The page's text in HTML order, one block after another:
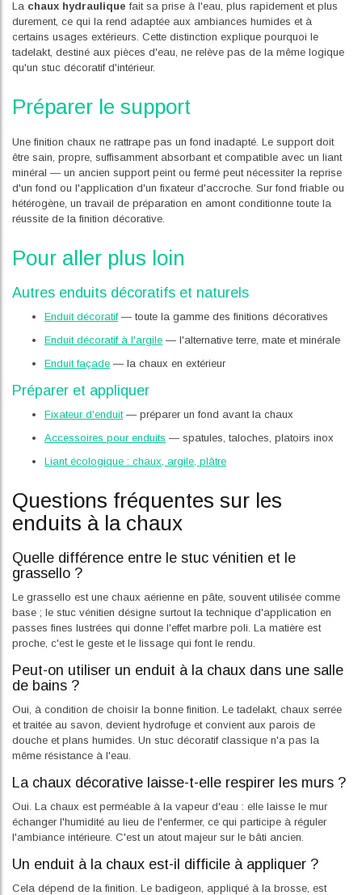
La chaux hydraulique fait sa prise à l'eau, plus rapidement et plus
durement, ce qui la rend adaptée aux ambiances humides et à
certains usages extérieurs. Cette distinction explique pourquoi le
tadelakt, destiné aux pièces d'eau, ne relève pas de la même logique
qu'un stuc décoratif d'intérieur.
Préparer le support
Une finition chaux ne rattrape pas un fond inadapté. Le support doit
être sain, propre, suffisamment absorbant et compatible avec un liant
minéral — un ancien support peint ou fermé peut nécessiter la reprise
d'un fond ou l'application d'un fixateur d'accroche. Sur fond friable ou
hétérogène, un travail de préparation en amont conditionne toute la
réussite de la finition décorative.
Pour aller plus loin
Autres enduits décoratifs et naturels
Enduit décoratif— toute la gamme des finitions décoratives
Enduit décoratif à l'argile — l'alternative terre, mate et minérale
Enduit façade — la chaux en extérieur
Préparer et appliquer
Fixateur d'enduit— préparer un fond avant la chaux
Accessoires pour enduits — spatules, taloches, platoirs inox
Liant écologique : chaux, argile, plâtre
Questions fréquentes sur les
enduits à la chaux
Quelle différence entre le stuc vénitien et le
grassello ?
Le grassello est une chaux aérienne en pâte, souvent utilisée comme
base ; le stuc vénitien désigne surtout la technique d'application en
passes fines lustrées qui donne l'effet marbre poli. La matière est
proche, c'est le geste et le lissage qui font le rendu.
Peut-on utiliser un enduit à la chaux dans une salle
de bains ?
Oui, à condition de choisir la bonne finition. Le tadelakt, chaux serrée
et traitée au savon, devient hydrofuge et convient aux parois de
douche et plans humides. Un stuc décoratif classique n'a pas la
même résistance à l'eau.
La chaux décorative laisse-t-elle respirer les murs ?
Oui. La chaux est perméable à la vapeur d'eau : elle laisse le mur
échanger l'humidité au lieu de l'enfermer, ce qui participe à réguler
l'ambiance intérieure. C'est un atout majeur sur le bâti ancien.
Un enduit à la chaux est-il difficile à appliquer ?
Cela dépend de la finition. Le badigeon, appliqué à la brosse, est